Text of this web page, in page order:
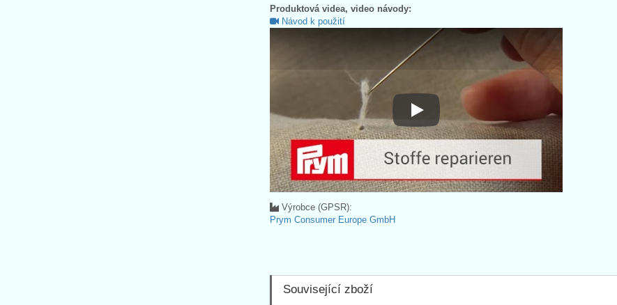
Produktová videa, video návody:
Návod k použití
Návod k použití
Výrobce (GPSR):
Prym Consumer Europe GmbH
Související zboží